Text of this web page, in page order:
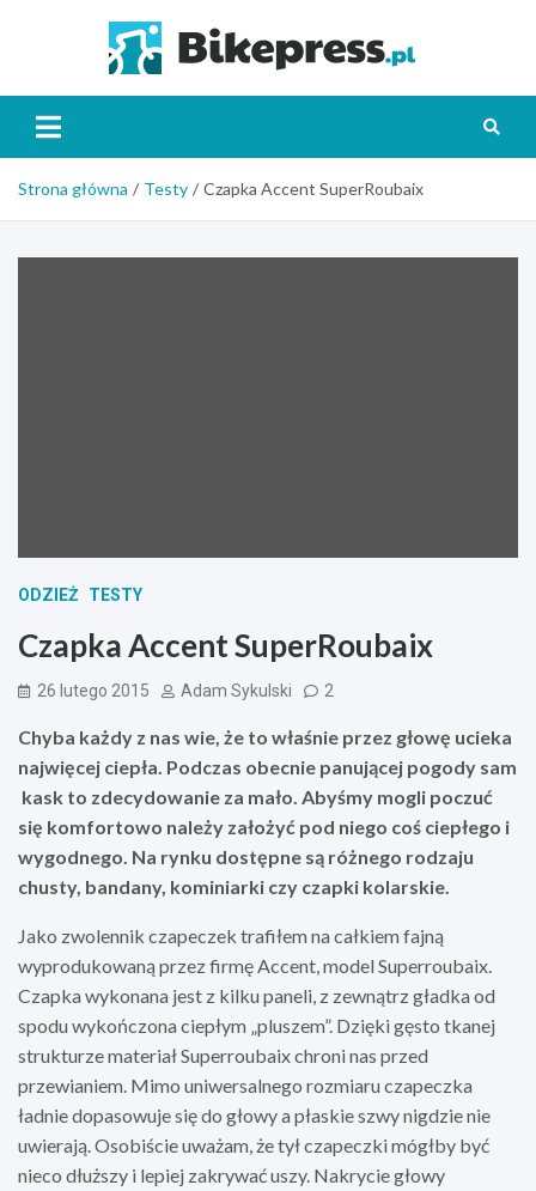
Strona główna Testy Czapka Accent SuperRoubaix
ODZIEŻ TESTY
Czapka Accent SuperRoubaix
26 lutego 2015 Adam Sykulski 2
Chyba każdy z nas wie, że to właśnie przez głowę ucieka
najwięcej ciepła. Podczas obecnie panującej pogody sam
kask to zdecydowanie za mało. Abyśmy mogli poczuć
się komfortowo należy założyć pod niego coś ciepłego i
wygodnego. Na rynku dostępne są różnego rodzaju
chusty, bandany, kominiarki czy czapki kolarskie.
Jako zwolennik czapeczek trafiłem na całkiem fajną
wyprodukowaną przez firmę Accent, model Superroubaix.
Czapka wykonana jest z kilku paneli, z zewnątrz gładka od
spodu wykończona ciepłym „pluszem”. Dzięki gęsto tkanej
strukturze materiał Superroubaix chroni nas przed
przewianiem. Mimo uniwersalnego rozmiaru czapeczka
ładnie dopasowuje się do głowy a płaskie szwy nigdzie nie
uwierają. Osobiście uważam, że tył czapeczki mógłby być
nieco dłuższy i lepiej zakrywać uszy. Nakrycie głowy